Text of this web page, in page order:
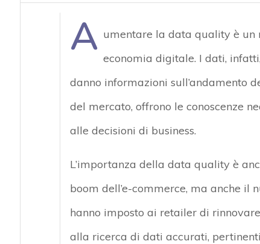
A umentare la data quality è un
economia digitale. I dati,
danno informazioni sull’andamento
del mercato, offrono le conoscenze
alle decisioni di business.
L’importanza della data quality è
boom dell’e-commerce, ma anche il
hanno imposto ai retailer di
alla ricerca di dati accurati,